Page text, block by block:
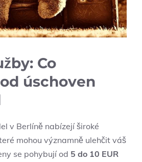
Co
úschoven
v Berlíně nabízejí široké
mohou významně ulehčit váš
se pohybují od 5 do 10 EUR